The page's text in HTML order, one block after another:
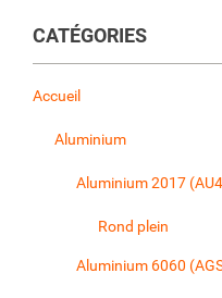
CATÉGORIES
Accueil
Aluminium
Aluminium 2017
Rond plein
Aluminium 6060